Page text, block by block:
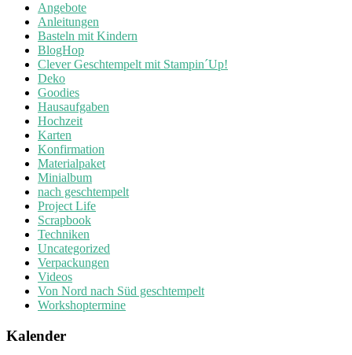
Angebote
Anleitungen
Basteln mit Kindern
BlogHop
Clever Geschtempelt mit Stampin´Up!
Deko
Goodies
Hausaufgaben
Hochzeit
Karten
Konfirmation
Materialpaket
Minialbum
nach geschtempelt
Project Life
Scrapbook
Techniken
Uncategorized
Verpackungen
Videos
Von Nord nach Süd geschtempelt
Workshoptermine
Kalender